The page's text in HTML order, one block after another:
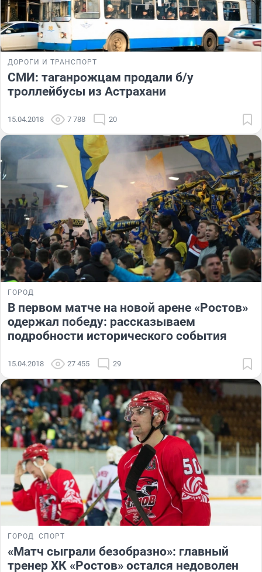
ДОРОГИ И ТРАНСПОРТ
СМИ: таганрожцам продали б/у
троллейбусы из Астрахани
15.04.2018 7 788 20
ГОРОД
В первом матче на новой арене «Ростов»
одержал победу: рассказываем
подробности исторического события
15.04.2018 27 455 29
ГОРОД СПОРТ
«Матч сыграли безобразно»: главный
тренер ХК «Ростов» остался недоволен